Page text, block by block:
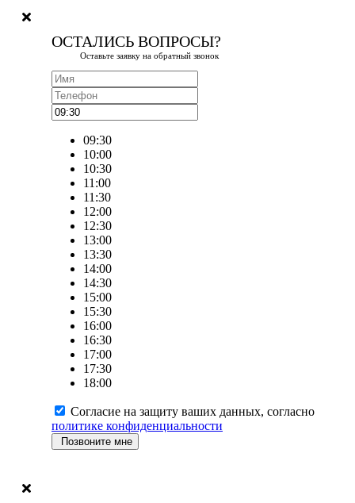
ОСТАЛИСЬ ВОПРОСЫ?
Оставьте заявку на обратный звонок
09:30
10:00
10:30
11:00
11:30
12:00
12:30
13:00
13:30
14:00
14:30
15:00
15:30
16:00
16:30
17:00
17:30
18:00
Согласие на защиту ваших данных, согласно
политике конфиденциальности
Позвоните мне